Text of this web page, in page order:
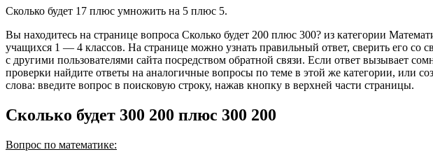
Сколько будет 17 плюс умножить на 5 плюс 5.
Вы находитесь на странице вопроса Сколько будет 200 плюс 300? из категории
учащихся 1 — 4 классов. На странице можно узнать правильный ответ, сверить его со
с другими пользователями сайта посредством обратной связи. Если ответ вызывает
проверки найдите ответы на аналогичные вопросы по теме в этой же категории, или
слова: введите вопрос в поисковую строку, нажав кнопку в верхней части страницы.
Сколько будет 300 200 плюс 300 200
Вопрос по математике: